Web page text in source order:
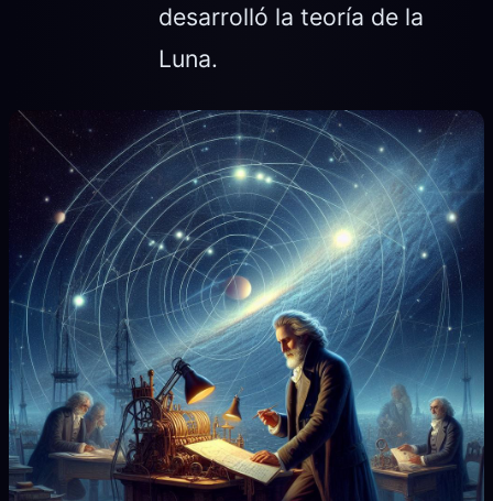
desarrolló la teoría de la
Luna.